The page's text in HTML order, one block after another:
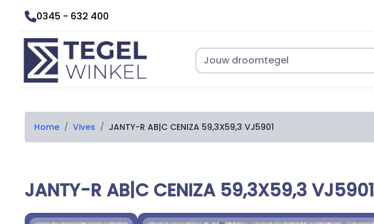
0345 - 632 400
Home / Vives / JANTY-R AB|C CENIZA 59,3X59,3 VJ5901
JANTY-R AB|C CENIZA 59,3X59,3 VJ5901